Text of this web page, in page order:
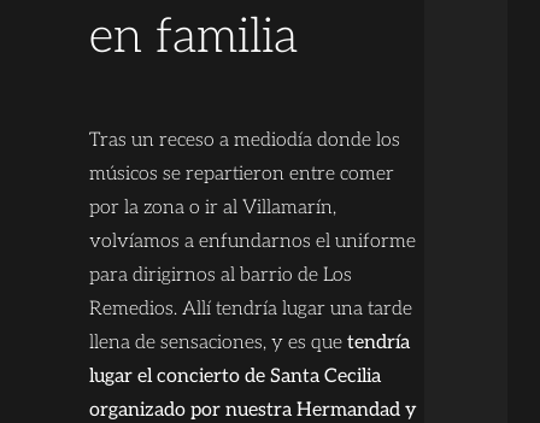
en familia
Tras un receso a mediodía donde los
músicos se repartieron entre comer
por la zona o ir al Villamarín,
volvíamos a enfundarnos el uniforme
para dirigirnos al barrio de Los
Remedios. Allí tendría lugar una tarde
llena de sensaciones, y es quetendría
lugar el concierto de Santa Cecilia
organizado por nuestra Hermandad y